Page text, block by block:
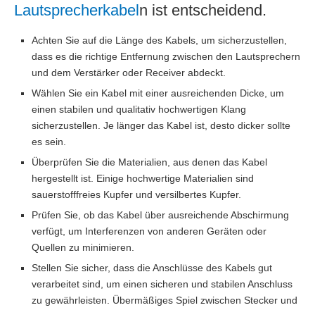
Lautsprecherkabeln ist entscheidend.
Achten Sie auf die Länge des Kabels, um sicherzustellen,
dass es die richtige Entfernung zwischen den Lautsprechern
und dem Verstärker oder Receiver abdeckt.
Wählen Sie ein Kabel mit einer ausreichenden Dicke, um
einen stabilen und qualitativ hochwertigen Klang
sicherzustellen. Je länger das Kabel ist, desto dicker sollte
es sein.
Überprüfen Sie die Materialien, aus denen das Kabel
hergestellt ist. Einige hochwertige Materialien sind
sauerstofffreies Kupfer und versilbertes Kupfer.
Prüfen Sie, ob das Kabel über ausreichende Abschirmung
verfügt, um Interferenzen von anderen Geräten oder
Quellen zu minimieren.
Stellen Sie sicher, dass die Anschlüsse des Kabels gut
verarbeitet sind, um einen sicheren und stabilen Anschluss
zu gewährleisten. Übermäßiges Spiel zwischen Stecker und